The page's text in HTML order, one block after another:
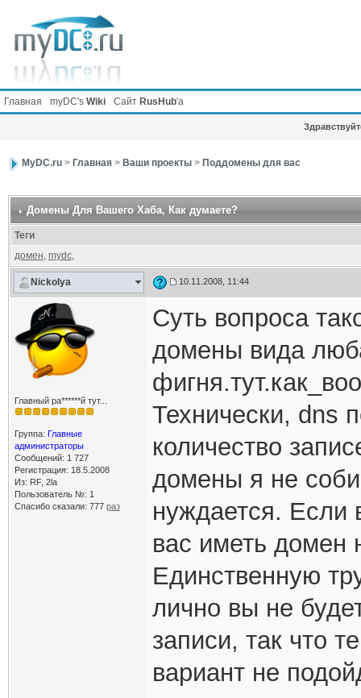
Главная myDC's Wiki Сайт RusHub'а
MyDC.ru> Главная> Ваши проекты> Поддомены для вас
Домены Для Вашего Хаба, Как думаете?
Теги
домен, mydc,
Nickolya 10.11.2008, 11:44
Главный ра******й тут...
Группа: Главные
администраторы
Сообщений: 1 727
Регистрация: 18.5.2008
Из: RF, 2la
Пользователь №: 1
Спасибо сказали: 777 раз
Суть вопроса
домены вида
Технически, dns
количество
домены я не
нуждается. Если
вас иметь домен
Единственную
лично вы не
записи, так что
вариант не